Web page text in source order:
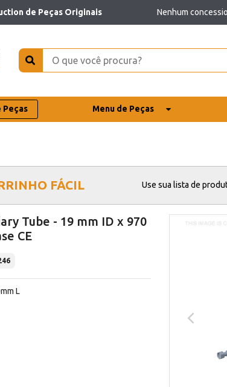
de Peças Originais Nenhum
Peças Menu de Peças
FÁCIL Use sua lista de
Tube - 19 mm ID x 970
CE
L